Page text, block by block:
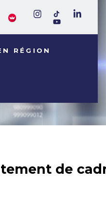
RÉGION
de